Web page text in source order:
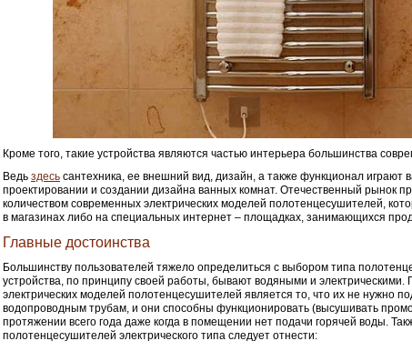
Кроме того, такие устройства являются частью интерьера большинства
Ведь здесь сантехника, ее внешний вид, дизайн, а также функционал играют
проектировании и создании дизайна ванных комнат. Отечественный рынок
количеством современных электрических моделей полотенцесушителей,
в магазинах либо на специальных интернет – площадках, занимающихся
Главные достоинства
Большинству пользователей тяжело определиться с выбором типа
устройства, по принципу своей работы, бывают водяными и электрическими.
электрических моделей полотенцесушителей является то, что их не нужно
водопроводным трубам, и они способны функционировать (высушивать
протяжении всего года даже когда в помещении нет подачи горячей воды.
полотенцесушителей электрического типа следует отнести: